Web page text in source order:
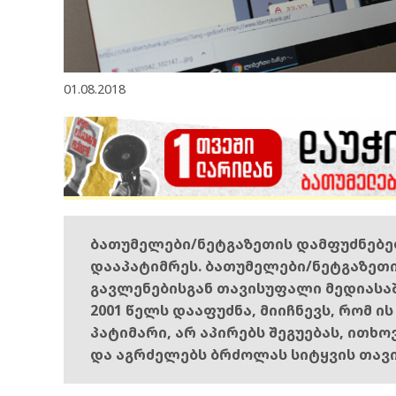
01.08.2018
ბათუმელები/ნეტგაზეთის
დააპატიმრეს. ბათუმელები/
გავლენებისგან თავისუფალი
2001 წელს დააფუძნა, მიიჩნევს, რომ
პატიმარი, არ აპირებს შეგუებას,
და აგრძელებს ბრძოლას სიტყვის